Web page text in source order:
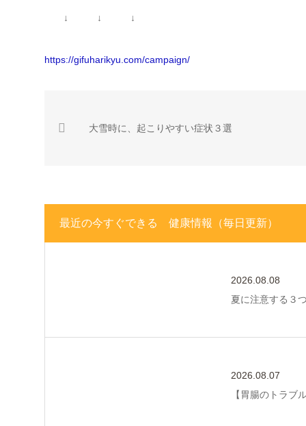
↓ ↓ ↓
https://gifuharikyu.com/campaign/
大雪時に、起こりやすい症状３選
最近の今すぐできる 健康情報（毎日更新）
2026.08.08
夏に注意する３
2026.08.07
【胃腸のトラブ